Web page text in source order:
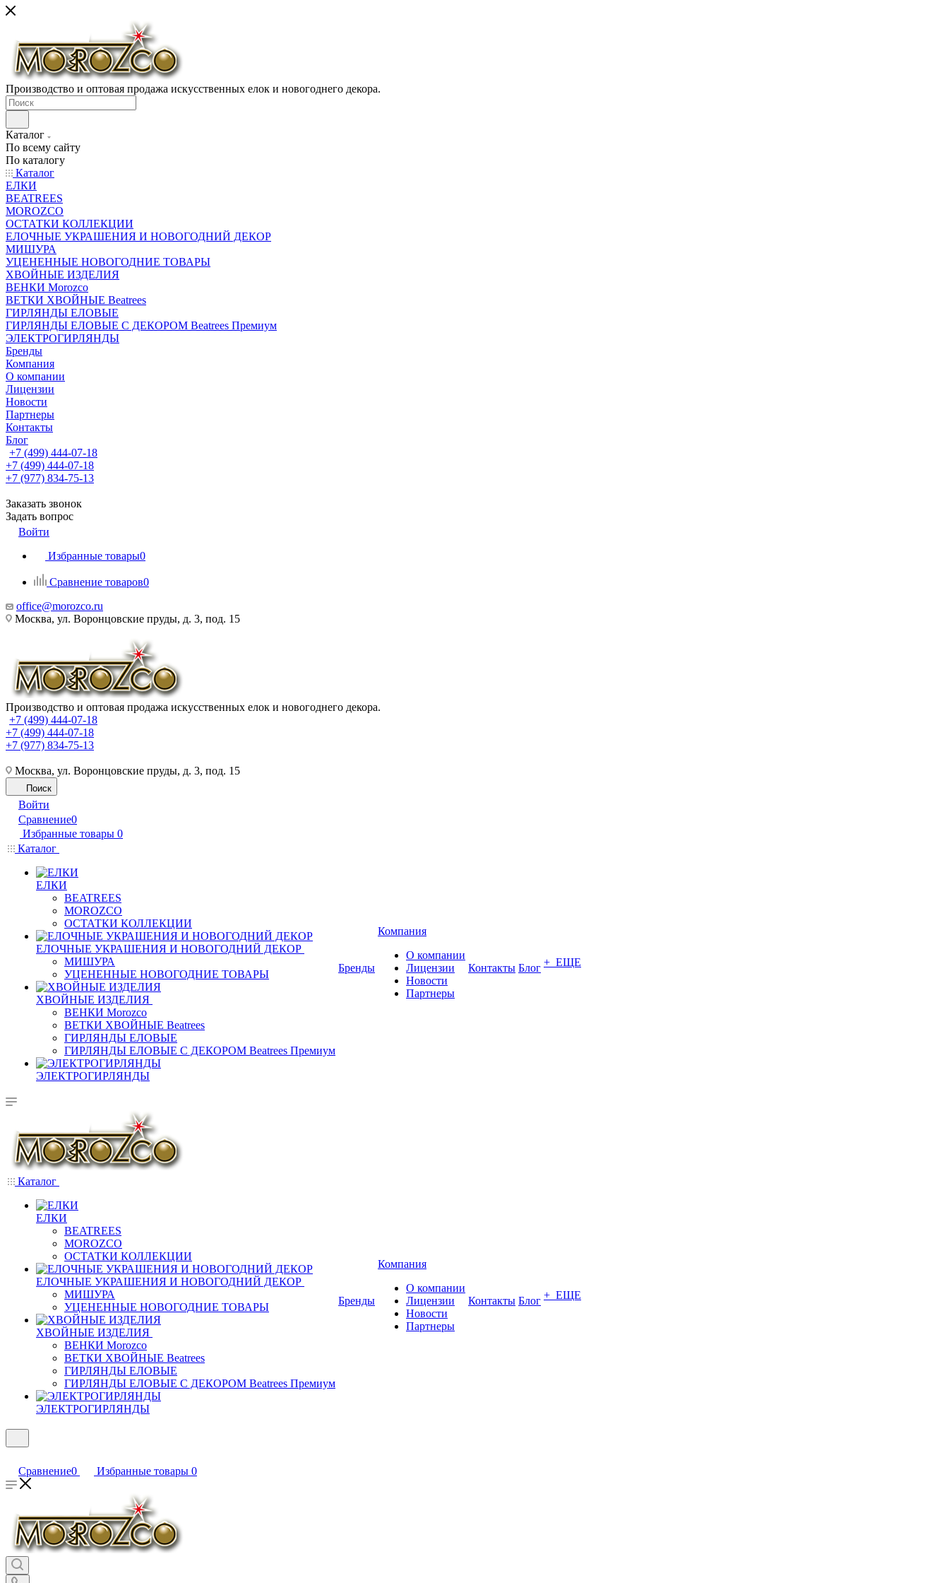
Производство и оптовая продажа искусственных елок и новогоднего декора.
Каталог
По всему сайту
По каталогу
Каталог
ЕЛКИ
BEATREES
MOROZCO
ОСТАТКИ КОЛЛЕКЦИИ
ЕЛОЧНЫЕ УКРАШЕНИЯ И НОВОГОДНИЙ ДЕКОР
МИШУРА
УЦЕНЕННЫЕ НОВОГОДНИЕ ТОВАРЫ
ХВОЙНЫЕ ИЗДЕЛИЯ
ВЕНКИ Morozco
ВЕТКИ ХВОЙНЫЕ Beatrees
ГИРЛЯНДЫ ЕЛОВЫЕ
ГИРЛЯНДЫ ЕЛОВЫЕ С ДЕКОРОМ Beatrees Премиум
ЭЛЕКТРОГИРЛЯНДЫ
Бренды
Компания
О компании
Лицензии
Новости
Партнеры
Контакты
Блог
+7 (499) 444-07-18
+7 (499) 444-07-18
+7 (977) 834-75-13
Заказать звонок
Задать вопрос
Войти
Избранные товары0
Сравнение товаров0
office@morozco.ru
Москва, ул. Воронцовские пруды, д. 3, под. 15
Производство и оптовая продажа искусственных елок и новогоднего декора.
+7 (499) 444-07-18
+7 (499) 444-07-18
+7 (977) 834-75-13
Москва, ул. Воронцовские пруды, д. 3, под. 15
Поиск
Войти
Сравнение0
Избранные товары 0
Каталог
ЕЛКИ
BEATREES
MOROZCO
ОСТАТКИ КОЛЛЕКЦИИ
ЕЛОЧНЫЕ УКРАШЕНИЯ И НОВОГОДНИЙ ДЕКОР
МИШУРА
УЦЕНЕННЫЕ НОВОГОДНИЕ ТОВАРЫ
ХВОЙНЫЕ ИЗДЕЛИЯ
ВЕНКИ Morozco
ВЕТКИ ХВОЙНЫЕ Beatrees
ГИРЛЯНДЫ ЕЛОВЫЕ
ГИРЛЯНДЫ ЕЛОВЫЕ С ДЕКОРОМ Beatrees Премиум
ЭЛЕКТРОГИРЛЯНДЫ
Бренды
Компания
О компании
Лицензии
Новости
Партнеры
Контакты Блог + ЕЩЕ
Каталог
ЕЛКИ
BEATREES
MOROZCO
ОСТАТКИ КОЛЛЕКЦИИ
ЕЛОЧНЫЕ УКРАШЕНИЯ И НОВОГОДНИЙ ДЕКОР
МИШУРА
УЦЕНЕННЫЕ НОВОГОДНИЕ ТОВАРЫ
ХВОЙНЫЕ ИЗДЕЛИЯ
ВЕНКИ Morozco
ВЕТКИ ХВОЙНЫЕ Beatrees
ГИРЛЯНДЫ ЕЛОВЫЕ
ГИРЛЯНДЫ ЕЛОВЫЕ С ДЕКОРОМ Beatrees Премиум
ЭЛЕКТРОГИРЛЯНДЫ
Бренды
Компания
О компании
Лицензии
Новости
Партнеры
Контакты Блог + ЕЩЕ
Сравнение0 Избранные товары 0